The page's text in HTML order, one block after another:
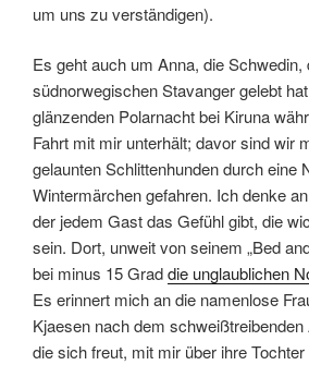
um uns zu verständigen).
Es geht auch um Anna, die Schwedin,
südnorwegischen Stavanger gelebt
glänzenden Polarnacht bei Kiruna
Fahrt mit mir unterhält; davor sind wir
gelaunten Schlittenhunden durch eine
Wintermärchen gefahren. Ich denke
der jedem Gast das Gefühl gibt, die
sein. Dort, unweit von seinem „Bed
bei minus 15 Graddie unglaublichen
Es erinnert mich an die namenlose
Kjaesen nach dem
die sich freut, mit mir über ihre